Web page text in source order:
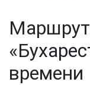
времени